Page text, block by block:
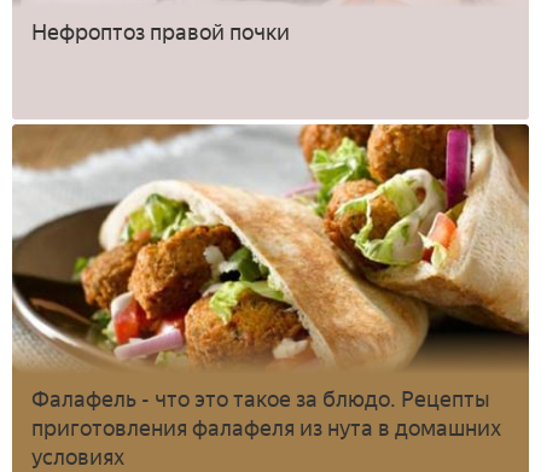
Нефроптоз правой почки
Фалафель - что это такое за блюдо. Рецепты
приготовления фалафеля из нута в домашних
условиях